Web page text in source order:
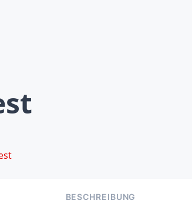
BESCHREIBUNG